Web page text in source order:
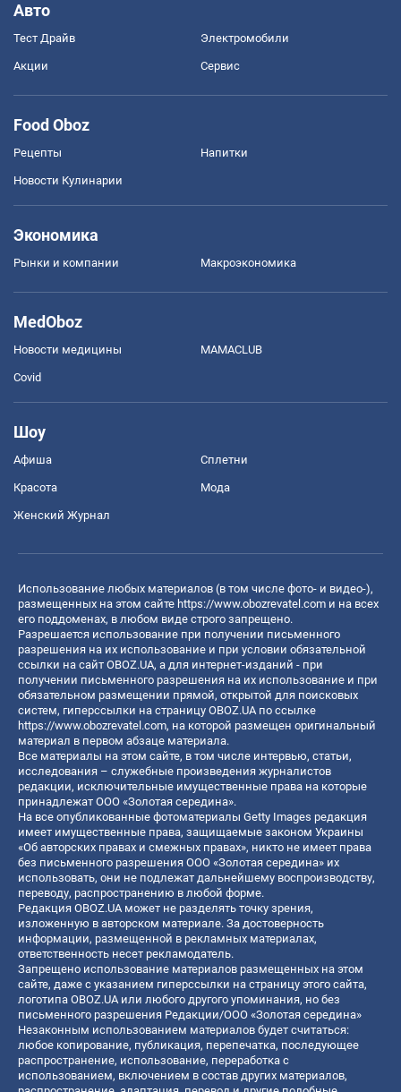
Авто
Тест Драйв Электромобили
Акции Сервис
Food Oboz
Рецепты Напитки
Новости Кулинарии
Экономика
Рынки и компании Mакроэкономика
MedOboz
Новости медицины MAMACLUB
Covid
Шоу
Афиша Сплетни
Красота Мода
Женский Журнал
Использование любых материалов (в том числе фото- и видео-),
размещенных на этом сайте https://www.obozrevatel.com и на всех
его поддоменах, в любом виде строго запрещено.
Разрешается использование при получении письменного
разрешения на их использование и при условии обязательной
ссылки на сайт OBOZ.UA, а для интернет-изданий - при
получении письменного разрешения на их использование и при
обязательном размещении прямой, открытой для поисковых
систем, гиперссылки на страницу OBOZ.UA по ссылке
https://www.obozrevatel.com, на которой размещен оригинальный
материал в первом абзаце материала.
Все материалы на этом сайте, в том числе интервью, статьи,
исследования – служебные произведения журналистов
редакции, исключительные имущественные права на которые
принадлежат ООО «Золотая середина».
На все опубликованные фотоматериалы Getty Images редакция
имеет имущественные права, защищаемые законом Украины
«Об авторских правах и смежных правах», никто не имеет права
без письменного разрешения ООО «Золотая середина» их
использовать, они не подлежат дальнейшему воспроизводству,
переводу, распространению в любой форме.
Редакция OBOZ.UA может не разделять точку зрения,
изложенную в авторском материале. За достоверность
информации, размещенной в рекламных материалах,
ответственность несет рекламодатель.
Запрещено использование материалов размещенных на этом
сайте, даже с указанием гиперссылки на страницу этого сайта,
логотипа OBOZ.UA или любого другого упоминания, но без
письменного разрешения Редакции/ООО «Золотая середина»
Незаконным использованием материалов будет считаться:
любое копирование, публикация, перепечатка, последующее
распространение, использование, переработка с
использованием, включением в состав других материалов,